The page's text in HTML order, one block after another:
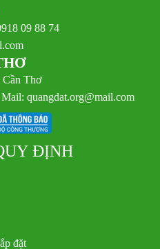
09 88 74
Thơ
quangdat.org@mail.com
ĐỊNH
đặt